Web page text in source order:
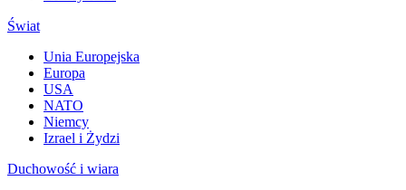
Świat
Unia Europejska
Europa
USA
NATO
Niemcy
Izrael i Żydzi
Duchowość i wiara